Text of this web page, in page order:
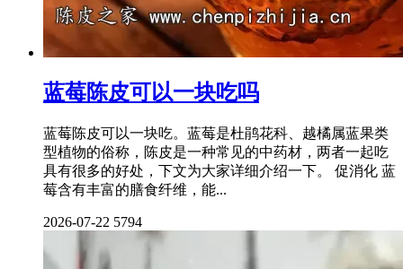
蓝莓陈皮可以一块吃吗
蓝莓陈皮可以一块吃。蓝莓是杜鹃花科、越橘属蓝果类
型植物的俗称，陈皮是一种常见的中药材，两者一起吃
具有很多的好处，下文为大家详细介绍一下。 促消化 蓝
莓含有丰富的膳食纤维，能...
2026-07-22 5794